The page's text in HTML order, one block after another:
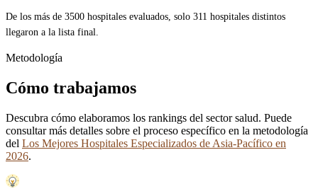
De los más de 3500 hospitales evaluados, solo 311 hospitales distintos
llegaron a la lista final.
Metodología
Cómo trabajamos
Descubra cómo elaboramos los rankings del sector salud. Puede
consultar más detalles sobre el proceso específico en la metodología
del Los Mejores Hospitales Especializados de Asia-Pacífico en
2026.